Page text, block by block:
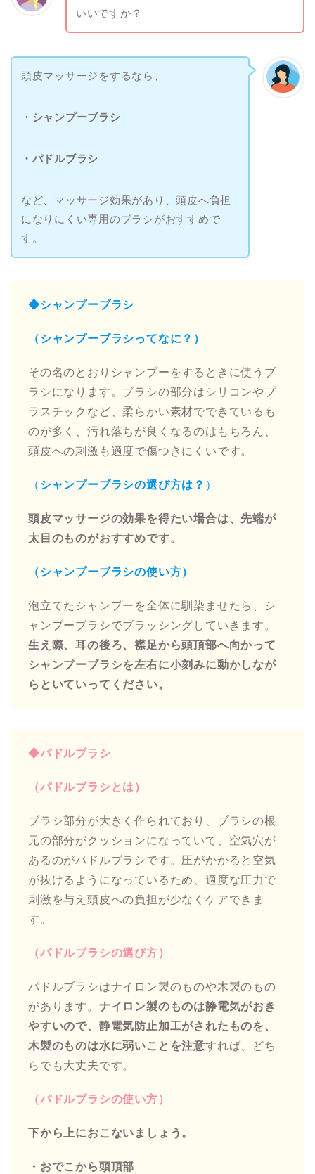
いいですか？
頭皮マッサージをするなら、
・シャンプーブラシ
・パドルブラシ
など、マッサージ効果があり、頭皮へ負担
になりにくい専用のブラシがおすすめで
す。
◆シャンプーブラシ
（シャンプーブラシってなに？）
その名のとおりシャンプーをするときに使うブ
ラシになります。ブラシの部分はシリコンやプ
ラスチックなど、柔らかい素材でできているも
のが多く、汚れ落ちが良くなるのはもちろん、
頭皮への刺激も適度で傷つきにくいです。
（ シャンプーブラシの選び方は？ ）
頭皮マッサージの効果を得たい場合は、先端が
太目のものがおすすめです。
（シャンプーブラシの使い方）
泡立てたシャンプーを全体に馴染ませたら、シ
ャンプーブラシでブラッシングしていきます。
生え際、耳の後ろ、襟足から頭頂部へ向かって
シャンプーブラシを左右に小刻みに動かしなが
らといていってください。
◆パドルブラシ
（パドルブラシとは）
ブラシ部分が大きく作られており、ブラシの根
元の部分がクッションになっていて、空気穴が
あるのがパドルブラシです。圧がかかると空気
が抜けるようになっているため、適度な圧力で
刺激を与え頭皮への負担が少なくケアできま
す。
（パドルブラシの選び方）
パドルブラシはナイロン製のものや木製のもの
があります。 ナイロン製のものは静電気がおき
やすいので、静電気防止加工がされたものを、
木製のものは水に弱いことを注意すれば、どち
らでも大丈夫です。
（パドルブラシの使い方）
下から上におこないましょう。
・ おでこから頭頂部